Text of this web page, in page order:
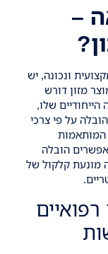
–
ונכונה, יש
מזון דורש
שלו,
על פי צרכי
המותאמות
הובלה
מונעת קלקול של